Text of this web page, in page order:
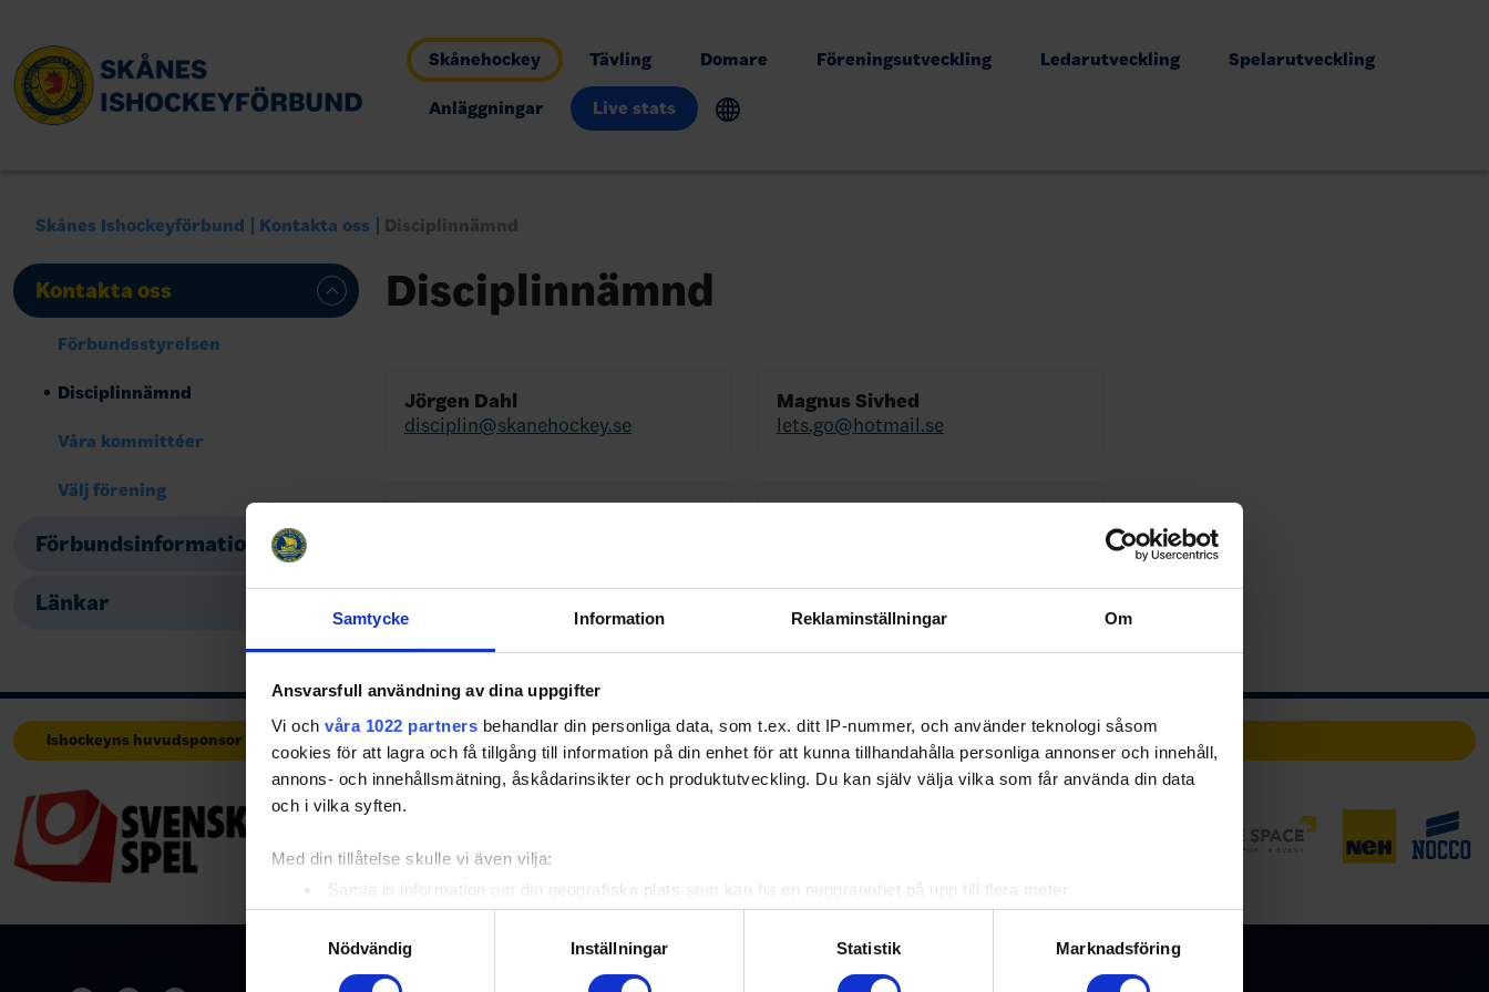
Samtycke Information Reklaminställningar Om
Ansvarsfull användning av dina uppgifter
Vi och våra 1022 partners behandlar din personliga data, som t.ex. ditt IP-nummer, och använder teknologi såsom
cookies för att lagra och få tillgång till information på din enhet för att kunna tillhandahålla personliga annonser och innehåll,
annons- och innehållsmätning, åskådarinsikter och produktutveckling. Du kan själv välja vilka som får använda din data
och i vilka syften.
Med din tillåtelse skulle vi även vilja:
Samla in information om din geografiska plats som kan ha en noggrannhet på upp till flera meter
Identifiera din enhet genom att aktivt skanna den för specifika kännetecken (fingeravtryck)
Ta reda på mer om hur dina personliga uppgifter behandlas och ställ in dina preferenser i
detaljsektionen. Du kan ändra
eller dra tillbaka ditt samtycke när som helst från cookie-förklaringen.
Samtyckesval
Nödvändig
Inställningar Statistik Marknadsföring
Skånehockey Tävling Domare Föreningsutveckling Ledarutveckling Spelarutveckling
Anläggningar Live stats
Skånes Ishockeyförbund Kontakta oss Disciplinnämnd
Kontakta oss
Förbundsstyrelsen
Disciplinnämnd
Våra kommittéer
Välj förening
Förbundsinformation
Länkar
Disciplinnämnd
Jörgen Dahl
disciplin@skanehockey.se
Magnus Sivhed
lets.go@hotmail.se
Ishockeyns huvudsponsor Huvudpartners Officiella partners Partners